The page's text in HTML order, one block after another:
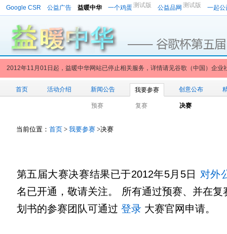
Google CSR 公益广告 益暖中华 一个鸡蛋 测试版 公益品网 测试版 一起公
2012年11月01日起，益暖中华网站已停止相关服务，详情请见谷歌（中国）企业
首页 活动介绍 新闻公告 我要参赛 创意公布
预赛 复赛 决赛
当前位置： 首页 > 我要参赛 >决赛
第五届大赛决赛结果已于2012年5月5日 对外
名已开通，敬请关注。 所有通过预赛、并在
划书的参赛团队可通过 登录大赛官网申请。